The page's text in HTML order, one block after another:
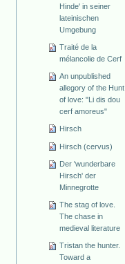
Hinde' in seiner
lateinischen
Umgebung
Traité de la
mélancolie de Cerf
An unpublished
allegory of the Hunt
of love: "Li dis dou
cerf amoreus"
Hirsch
Hirsch (cervus)
Der 'wunderbare
Hirsch' der
Minnegrotte
The stag of love.
The chase in
medieval literature
Tristan the hunter.
Toward a